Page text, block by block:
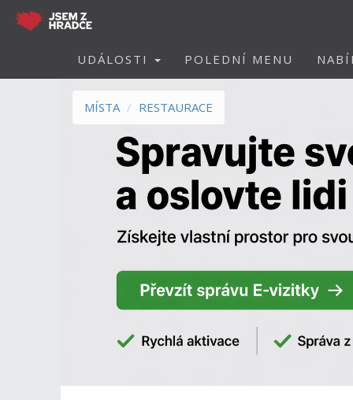
UDÁLOSTI POLEDNÍ MENU
MÍSTA RESTAURACE